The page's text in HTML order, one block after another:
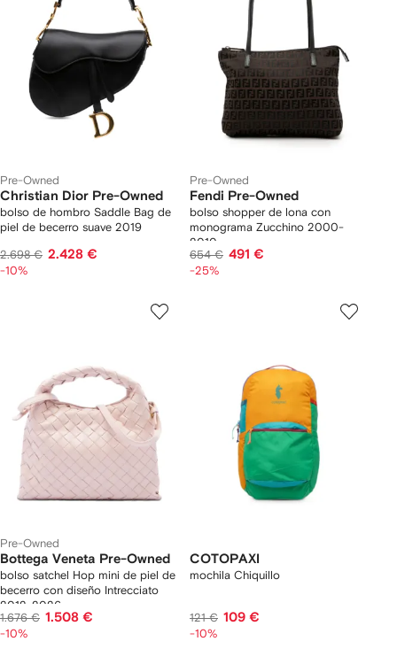
Pre-Owned
Christian Dior Pre-Owned
bolso de hombro Saddle Bag de
piel de becerro suave 2019
2.698 € 2.428 €
-10%
Pre-Owned
Fendi Pre-Owned
bolso shopper de lona con
monograma Zucchino 2000-
2010
654 € 491 €
-25%
Pre-Owned
Bottega Veneta Pre-Owned
bolso satchel Hop mini de piel de
becerro con diseño Intrecciato
2012-2026
1.676 € 1.508 €
-10%
COTOPAXI
mochila Chiquillo
121 € 109 €
-10%